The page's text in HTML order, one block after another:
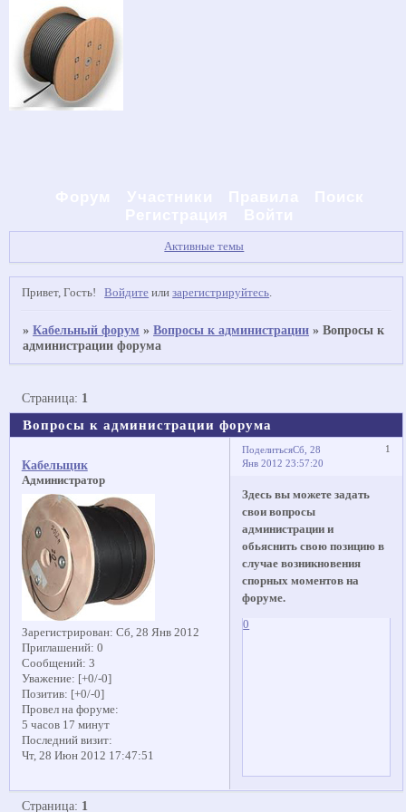
Активные темы
Привет, Гость! Войдите илизарегистрируйтесь
»Кабельный форум »Вопросы к администрации »Вопросы к
администрации форума
Вопросы к администрации форума
Страница: 1
Поделиться 1
Сб, 28
Янв 2012 23:57:20
Кабельщик
Администратор
Зарегистрирован: Сб, 28 Янв 2012
Приглашений: 0
Сообщений: 3
Уважение: [+0/-0]
Позитив: [+0/-0]
Провел на форуме:
5 часов 17 минут
Последний визит:
Чт, 28 Июн 2012 17:47:51
Здесь вы можете задать
свои вопросы
администрации и
обьяснить свою позицию в
случае возникновения
спорных моментов на
форуме.
0
Страница: 1